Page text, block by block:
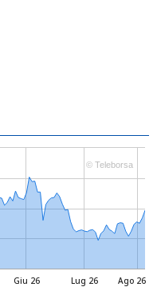
Lug 26
Giu 26 Ago 26
© Teleborsa